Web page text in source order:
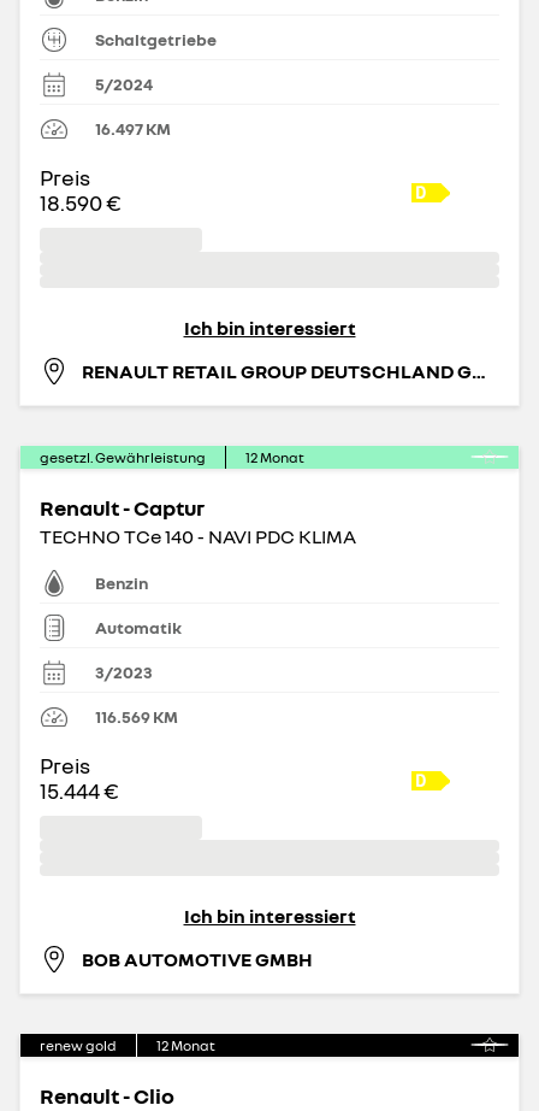
Schaltgetriebe
5/2024
16.497KM
Preis
18.590 €
Ich bin interessiert
RENAULT RETAIL GROUP DEUTSCHLAND GMBH
gesetzl. Gewährleistung 12Monat
Renault - Captur
TECHNO TCe 140 - NAVI PDC KLIMA
Benzin
Automatik
3/2023
116.569KM
Preis
15.444 €
Ich bin interessiert
BOB AUTOMOTIVE GMBH
renew gold 12Monat
Renault - Clio